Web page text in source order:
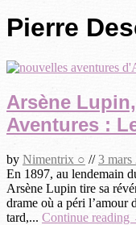
Pierre
Arsène
Aventures :
by Nimentrix ○ //3 mars
En 1897, au lendemain
Arsène Lupin tire sa
drame où a péri l’amour
tard,... Continue reading